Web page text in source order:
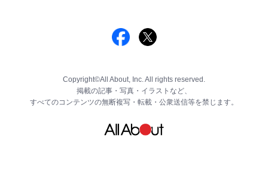
Copyright©All About, Inc. All rights reserved.
掲載の記事・写真・イラストなど、
すべてのコンテンツの無断複写・転載・公衆送信等を禁じます。